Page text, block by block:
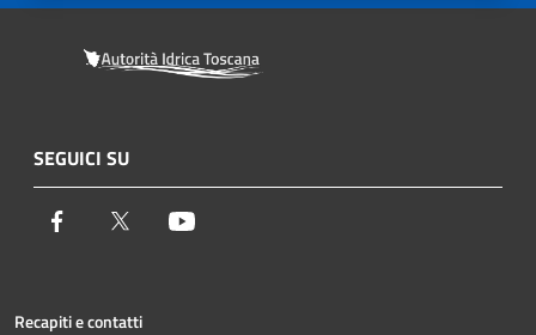
SEGUICI SU
Facebook Twitter
Recapiti e contatti